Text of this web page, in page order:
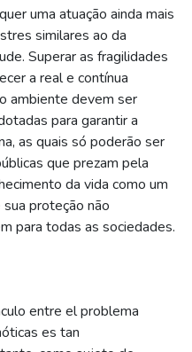
uma atuação ainda mais
similares ao da
Superar as fragilidades
a real e contínua
ambiente devem ser
para garantir a
as quais só poderão ser
que prezam pela
da vida como um
proteção não
para todas as sociedades.
entre el problema
es tan